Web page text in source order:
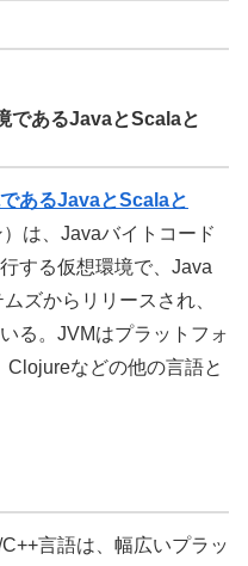
であるJavaとScalaと
あるJavaとScalaと
は、Javaバイトコード
する仮想環境で、Java
ズからリリースされ、
る。JVMはプラットフォ
などの他の言語と
言語は、幅広いプラッ